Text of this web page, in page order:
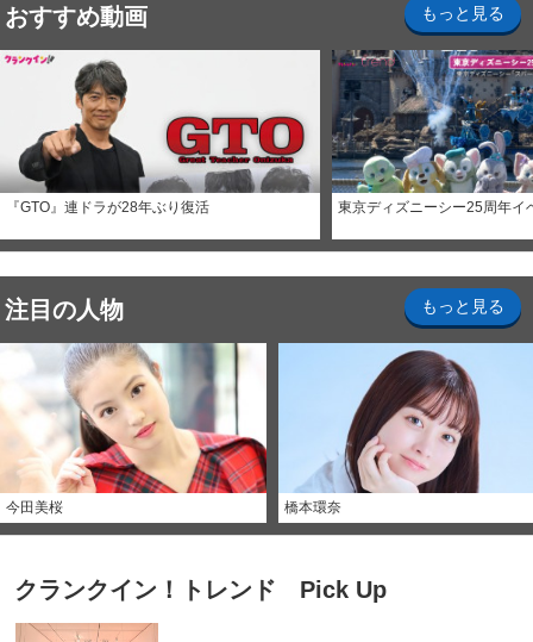
おすすめ動画 もっと見る
『GTO』連ドラが28年ぶり復活 東京ディズニーシー25周年イ
注目の人物 もっと見る
今田美桜 橋本環奈
クランクイン！トレンド Pick Up